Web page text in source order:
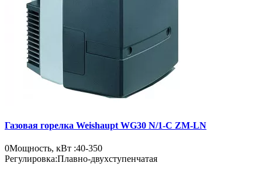
Газовая горелка Weishaupt WG30 N/1-C ZM-LN
0Мощность, кВт :40-350
Регулировка:Плавно-двухступенчатая